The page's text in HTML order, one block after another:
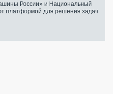
России» и Национальный
платформой для решения задач